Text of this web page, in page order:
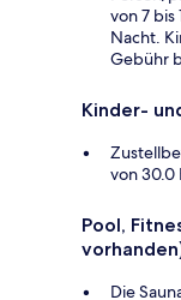
von 7 bis
Nacht.
Gebühr
Kinder-
von 30.0
Pool,
Die